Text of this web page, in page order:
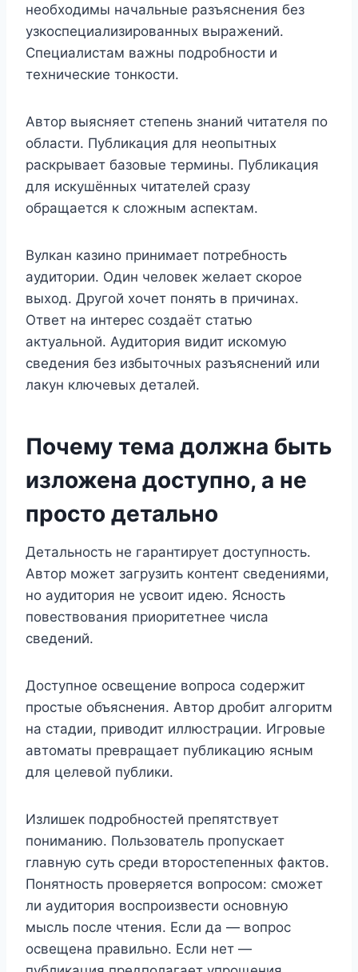
необходимы начальные разъяснения без
узкоспециализированных выражений.
Специалистам важны подробности и
технические тонкости.
Автор выясняет степень знаний читателя по
области. Публикация для неопытных
раскрывает базовые термины. Публикация
для искушённых читателей сразу
обращается к сложным аспектам.
Вулкан казино принимает потребность
аудитории. Один человек желает скорое
выход. Другой хочет понять в причинах.
Ответ на интерес создаёт статью
актуальной. Аудитория видит искомую
сведения без избыточных разъяснений или
лакун ключевых деталей.
Почему тема должна быть
изложена доступно, а не
просто детально
Детальность не гарантирует доступность.
Автор может загрузить контент сведениями,
но аудитория не усвоит идею. Ясность
повествования приоритетнее числа
сведений.
Доступное освещение вопроса содержит
простые объяснения. Автор дробит алгоритм
на стадии, приводит иллюстрации. Игровые
автоматы превращает публикацию ясным
для целевой публики.
Излишек подробностей препятствует
пониманию. Пользователь пропускает
главную суть среди второстепенных фактов.
Понятность проверяется вопросом: сможет
ли аудитория воспроизвести основную
мысль после чтения. Если да — вопрос
освещена правильно. Если нет —